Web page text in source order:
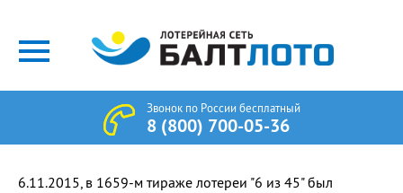
Звонок по России бесплатный
8 (800) 700-05-36
6.11.2015, в 1659-м тираже лотереи "6 из 45" был